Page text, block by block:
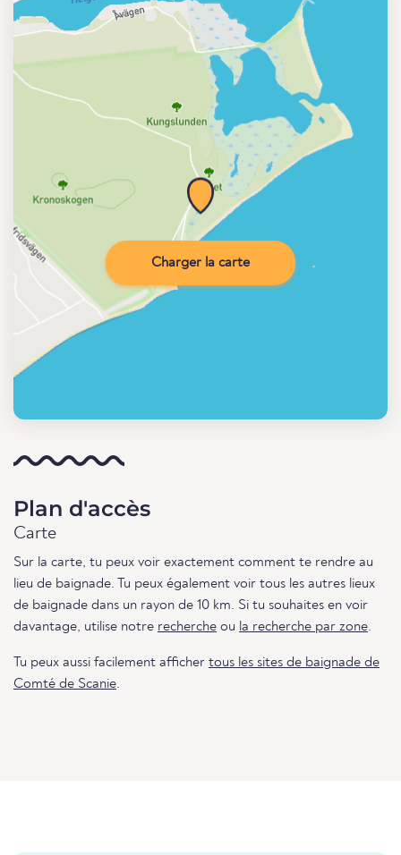
Charger la carte
Plan d'accès
Carte
Sur la carte, tu peux voir exactement comment te rendre au
lieu de baignade. Tu peux également voir tous les autres lieux
de baignade dans un rayon de 10 km. Si tu souhaites en voir
davantage, utilise notre recherche ou la recherche par zone.
Tu peux aussi facilement afficher tous les sites de baignade de
Comté de Scanie.